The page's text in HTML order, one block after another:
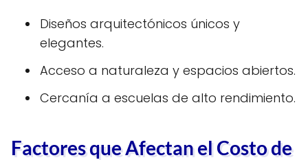
Diseños arquitectónicos únicos y
elegantes.
Acceso a naturaleza y espacios abiertos.
Cercanía a escuelas de alto rendimiento.
Factores que Afectan el Costo de